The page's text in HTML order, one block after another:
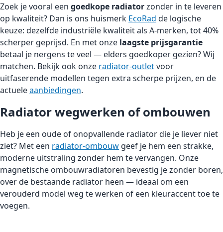
Zoek je vooral een goedkope radiatorzonder in te leveren
op kwaliteit? Dan is ons huismerk EcoRad de logische
keuze: dezelfde industriële kwaliteit als A-merken, tot 40%
scherper geprijsd. En met onze laagste prijsgarantie
betaal je nergens te veel — elders goedkoper gezien? Wij
matchen. Bekijk ook onze radiator-outletvoor
uitfaserende modellen tegen extra scherpe prijzen, en de
actueleaanbiedingen.
Radiator wegwerken of ombouwen
Heb je een oude of onopvallende radiator die je liever niet
ziet? Met een radiator-ombouw geef je hem een strakke,
moderne uitstraling zonder hem te vervangen. Onze
magnetische ombouwradiatoren bevestig je zonder boren,
over de bestaande radiator heen — ideaal om een
verouderd model weg te werken of een kleuraccent toe te
voegen.